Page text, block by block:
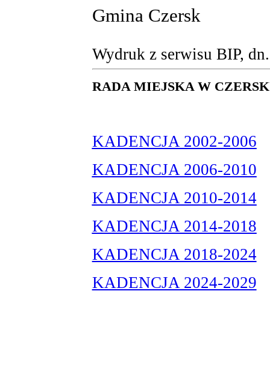
Gmina Czersk
Wydruk z serwisu BIP,
RADA MIEJSKA W
KADENCJA 2002-2006
KADENCJA 2006-2010
KADENCJA 2010-2014
KADENCJA 2014-2018
KADENCJA 2018-2024
KADENCJA 2024-2029